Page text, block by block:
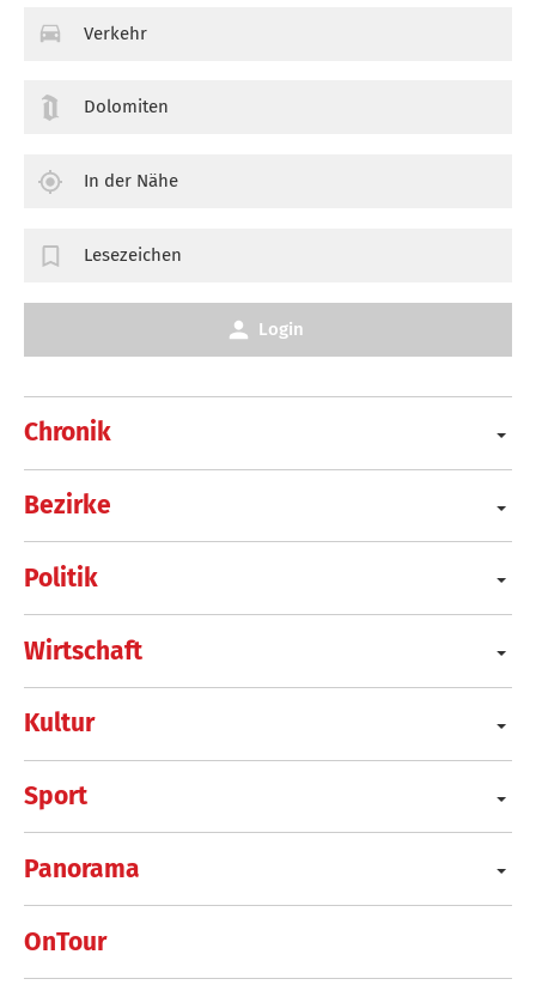
Chronik
Bezirke
Politik
Wirtschaft
Kultur
Sport
Panorama
OnTour
Verkehr
Dolomiten
In der Nähe
Lesezeichen
Login